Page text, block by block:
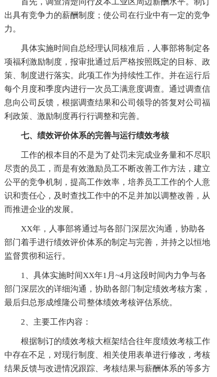
出具有竞争力的薪酬制度；使公司在行业中有一定的竞争
力。
具体实施时间自总经理认同核准后，人事部将制定各
项福利激励制度，报审批通过后严格按照既定的目标、政
策、制度进行落实。此项工作为持续性工作。并在运行后
每个月度和季度内进行一次员工满意度调查。通过调查信
息向公司反馈，根据调查结果和公司领导的答复对公司福
利政策、激励制度再行行调整和完善。
七、绩效评价体系的完善与运行绩效考核
工作的根本目的不是为了处罚未完成业务量和不尽职
尽责的员工，而是有效激励员工不断改善工作方法，建立
公平的竞争机制，提高工作效率，培养员工工作的个人意
识和责任心，及时查找工作中的不足并加以调整改善，从
而推进企业的发展。
XX年，人事部将通过与各部门深层次沟通，协助各
部门着手进行绩效评价体系的制定与完善，并持之以恒地
监督贯彻和运行。
1、具体实施时间XX年1月~4月这段时间内力争与各
部门深层次的详细沟通，协助各部门制定绩效考核方案，
最后归总形成维隆公司整体绩效考核评估系统。
2、主要工作内容：
根据制订的绩效考核大框架结合往年度绩效考核工作
中存在不足，对现行制度、相关使用表单进行修改，考核
结果反馈与改进情况跟踪、考核结果与薪酬体系的等多方